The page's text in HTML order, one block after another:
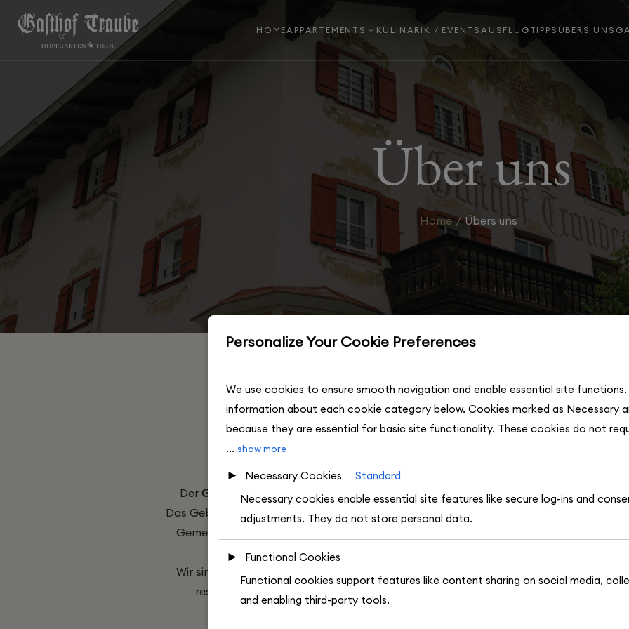
HOMEAPPARTEMENTS 3 KULINARIK / EVENTS AUSFLUGTIPPS ÜBERS UNS
Über uns
Home Übers uns
ÜBER UNS
Gasthof Traube Tirol
Der Gasthof Traube
ist weit mehr als nur eine Unterkunft – seine Mauern atmen
Das Gebäude ist ein traditioneller Tiroler Gasthof, dessen Wurzeln bis in die frühen
Gemeinschaft zurückreichen. Im Jahr
bewahren und gleichzeitig modernen Komfort auf höchstem Niveau
Wir sind stolz darauf, dass unser Haus unter
restaurierte Fassade und das historische Ambiente blieben erhalten, während im
Personalize Your Cookie Preferences
We use cookies to ensure smooth navigation and enable essential site functions.
information about each cookie category below. Cookies marked as Necessary
because they are essential for basic site functionality. These cookies do not
GDPR. We also use third-party cookies to analyze site usage, remember your
relevant content and ads. These will only be activated with your consent. You
... show more
► Necessary Cookies
Standard
Necessary cookies enable essential site features like secure log-ins and
adjustments. They do not store personal data.
►
Functional Cookies
Functional cookies support features like content sharing on social media,
and enabling third-party tools.